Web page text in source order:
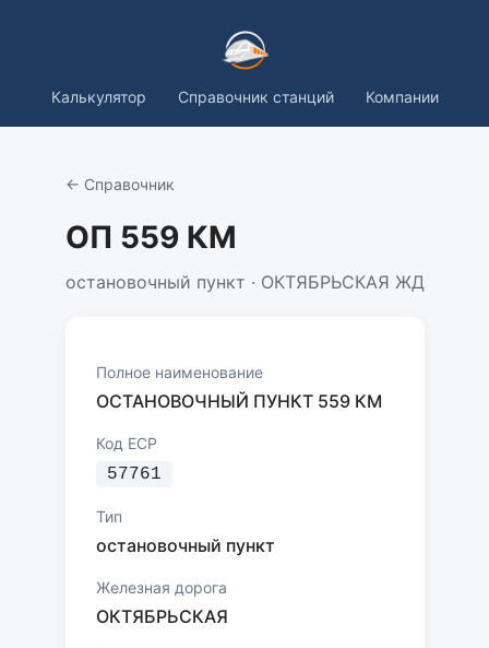
Калькулятор Справочник станций Компании
← Справочник
ОП 559 КМ
остановочный пункт · ОКТЯБРЬСКАЯ ЖД
Полное наименование
ОСТАНОВОЧНЫЙ ПУНКТ 559 КМ
Код ЕСР
57761
Тип
остановочный пункт
Железная дорога
ОКТЯБРЬСКАЯ